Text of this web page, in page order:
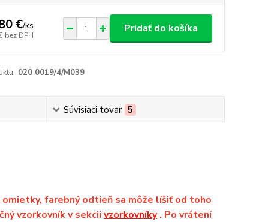
€/ks
bez DPH
Pridať do košíka
020 0019/4/M039
Súvisiaci tovar 5
farebný odtieň sa môže líšiť od toho
vzorkovník v sekcii vzorkovníky. Po vrátení